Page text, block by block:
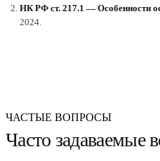
НК РФ ст. 217.1 — Особенности
2024.
ЧАСТЫЕ ВОПРОСЫ
Часто задаваемые